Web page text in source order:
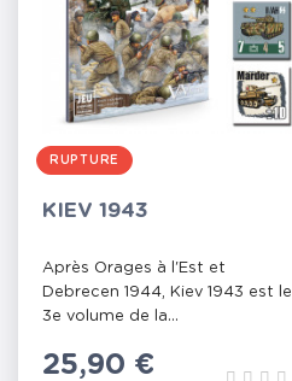
RUPTURE
KIEV 1943
Après Orages à l'Est et
Debrecen 1944, Kiev 1943 est le
3e volume de la...
Prix
25,90 €